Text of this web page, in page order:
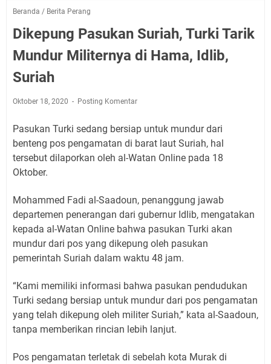
Beranda / Berita Perang
Dikepung Pasukan Suriah, Turki Tarik
Mundur Militernya di Hama, Idlib,
Suriah
Oktober 18, 2020 Posting Komentar
Pasukan Turki sedang bersiap untuk mundur dari
benteng pos pengamatan di barat laut Suriah, hal
tersebut dilaporkan oleh al-Watan Online pada 18
Oktober.
Mohammed Fadi al-Saadoun, penanggung jawab
departemen penerangan dari gubernur Idlib, mengatakan
kepada al-Watan Online bahwa pasukan Turki akan
mundur dari pos yang dikepung oleh pasukan
pemerintah Suriah dalam waktu 48 jam.
“Kami memiliki informasi bahwa pasukan pendudukan
Turki sedang bersiap untuk mundur dari pos pengamatan
yang telah dikepung oleh militer Suriah,” kata al-Saadoun,
tanpa memberikan rincian lebih lanjut.
Pos pengamatan terletak di sebelah kota Murak di